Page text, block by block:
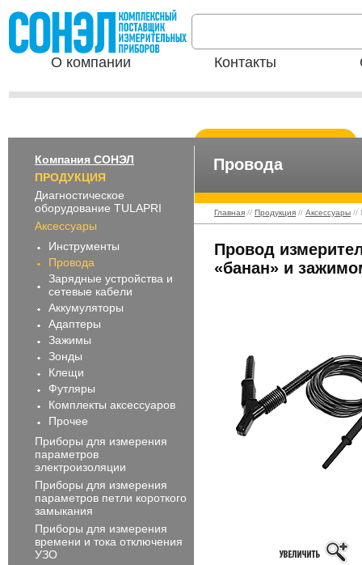
О компании Контакты
Компания СОНЭЛ
ПРОДУКЦИЯ
Диагностическое
оборудование TULAPRI
Аксессуары
Инструменты
Провода
Зарядные устройства и
сетевые кабели
Аккумуляторы
Адаптеры
Зажимы
Зонды
Клещи
Футляры
Комплекты аксессуаров
Прочее
Приборы для измерения
параметров
электроизоляции
Приборы для измерения
параметров петли короткого
замыкания
Приборы для измерения
времени и тока отключения
УЗО
Провода
Главная // Продукция // Аксессуары //
Провод
«банан» и